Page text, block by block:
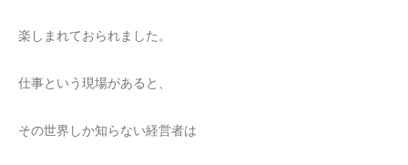
楽しまれておられました。
仕事という現場があると、
その世界しか知らない経営者は